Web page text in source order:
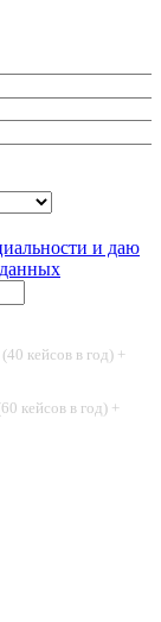
и даю
кейсов в год) +
кейсов в год) +